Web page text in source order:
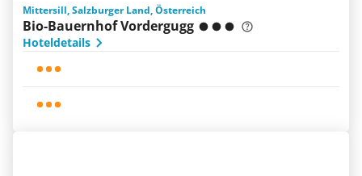
Mittersill, Salzburger Land, Österreich
Bio-Bauernhof Vordergugg
Hoteldetails